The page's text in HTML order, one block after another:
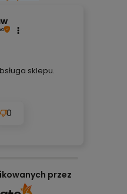
sklepu.
0
przez